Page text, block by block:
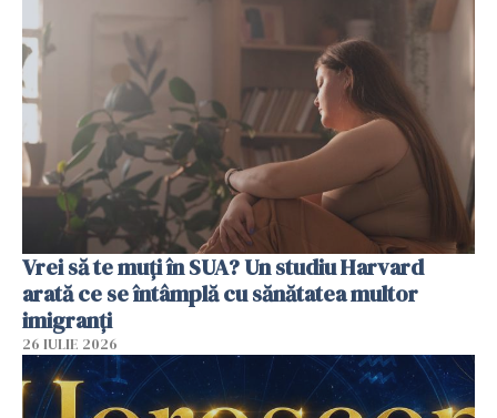
Vrei să te muți în SUA? Un studiu Harvard
arată ce se întâmplă cu sănătatea multor
imigranți
26 IULIE 2026